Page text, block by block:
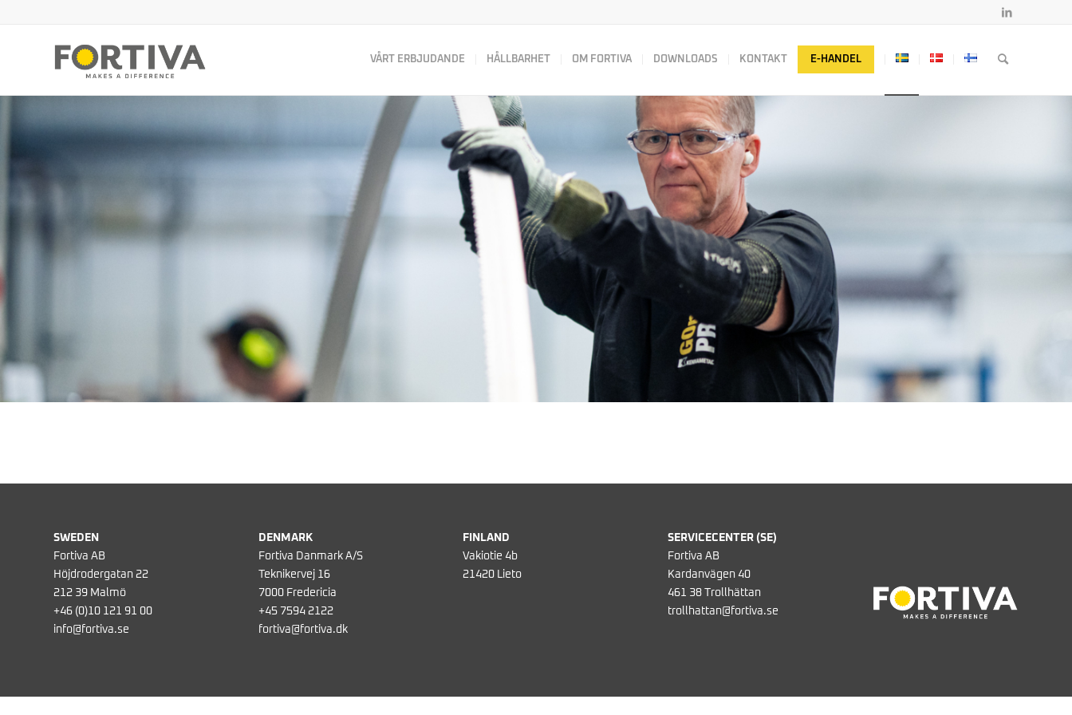
VÅRT ERBJUDANDE HÅLLBARHET OM FORTIVA DOWNLOADS KONTAKT E-HANDEL
SWEDEN
Fortiva AB
Höjdrodergatan 22
212 39 Malmö
+46 (0)10 121 91 00
info@fortiva.se
DENMARK
Fortiva Danmark A/S
Teknikervej 16
7000 Fredericia
+45 7594 2122
fortiva@fortiva.dk
FINLAND
Vakiotie 4b
21420 Lieto
SERVICECENTER (SE)
Fortiva AB
Kardanvägen 40
461 38 Trollhättan
trollhattan@fortiva.se